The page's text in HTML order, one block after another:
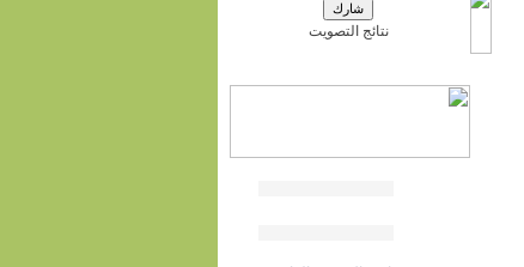
نتائج التصويت